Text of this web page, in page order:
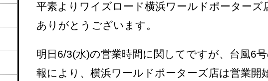
平素よりワイズロード横浜ワールドポーターズ
ありがとうございます。
明日6/3(水)の営業時間に関してですが、台風6
報により、横浜ワールドポーターズ店は営業開